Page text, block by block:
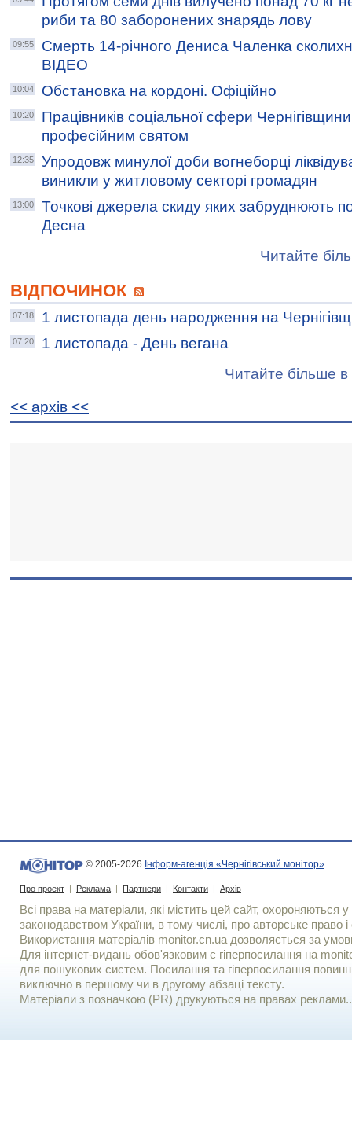
риби та 80 заборонених знарядь лову
09:55
Смерть 14‑річного Дениса Чаленка
ВІДЕО
10:04 Обстановка на кордоні. Офіційно
10:20
Працівників соціальної сфери
професійним святом
12:35
Упродовж минулої доби вогнеборці
виникли у житловому секторі громадян
13:00
Точкові джерела скиду яких забруднюють
Десна
Читайте
ВІДПОЧИНОК
07:18 1 листопада день народження на
07:20
1 листопада - День вегана
Читайте більше в
<< архiв <<
© 2005-2026 Інформ-агенція «Чернігівський монітор»
Про проект | Реклама | Партнери | Контакти | Архів
Всі права на матеріали, які містить цей сайт, охороняються у
законодавством України, в тому числі, про авторське право і
Використання матерiалiв monitor.cn.ua дозволяється за
Для iнтернет-видань обов'язковим є гiперпосилання на
для пошукових систем. Посилання та гіперпосилання
виключно в першому чи в другому абзаці тексту.
Матеріали з позначкою (PR) друкуються на правах реклами..